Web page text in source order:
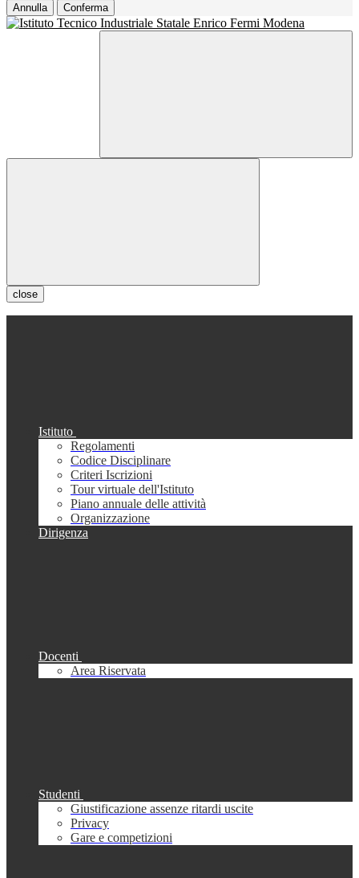
Annulla Conferma
close
Istituto
Regolamenti
Codice Disciplinare
Criteri Iscrizioni
Tour virtuale dell'Istituto
Piano annuale delle attività
Organizzazione
Dirigenza
Docenti
Area Riservata
Studenti
Giustificazione assenze ritardi uscite
Privacy
Gare e competizioni